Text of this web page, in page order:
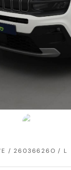
/ 26036626O / L